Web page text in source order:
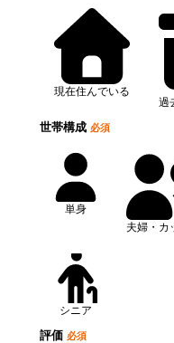
現在住んでいる
過
世帯構成 必須
単身
夫婦・カ
シニア
評価 必須